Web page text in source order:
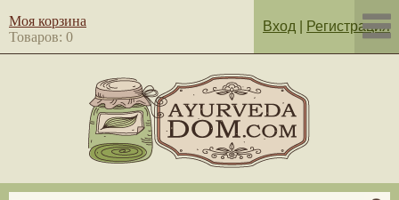
Моя корзина
Товаров: 0
Вход Регистрация